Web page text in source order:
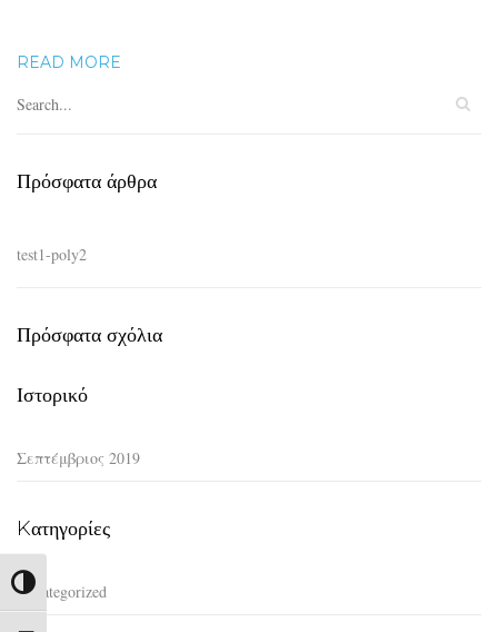
Εναλλαγή Υψηλής Αντίθεσης
READ MORE
Πρόσφατα άρθρα
test1-poly2
Πρόσφατα σχόλια
Ιστορικό
Σεπτέμβριος 2019
Kατηγορίες
Uncategorized